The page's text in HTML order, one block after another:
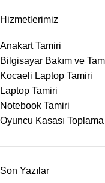
Hizmetlerimiz
Anakart Tamiri
Bilgisayar Bakım ve
Kocaeli Laptop Tamiri
Laptop Tamiri
Notebook Tamiri
Oyuncu Kasası Toplama
Son Yazılar